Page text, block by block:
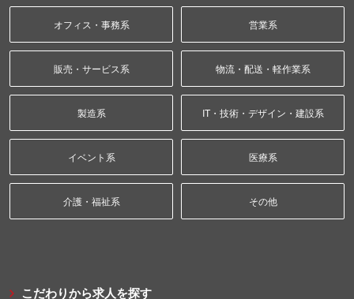
オフィス・事務系 営業系
販売・サービス系 物流・配送・軽作業系
製造系 IT・技術・デザイン・建設系
イベント系 医療系
介護・福祉系 その他
こだわりから求人を探す